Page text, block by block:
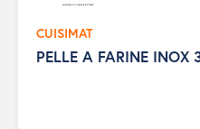
CUISIMAT
PELLE A FARINE